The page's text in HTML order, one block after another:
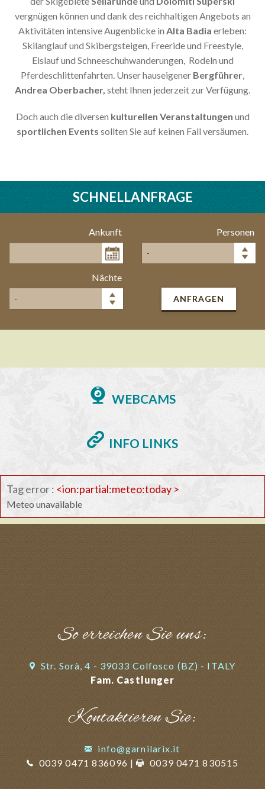
vergnügen können und dank des reichhaltigen Angebots an
Aktivitäten intensive Augenblicke in Alta Badia erleben:
Skilanglauf und Skibergsteigen, Freeride und Freestyle,
Eislauf und Schneeschuhwanderungen, Rodeln und
Pferdeschlittenfahrten. Unser hauseigener Bergführer,
Andrea Oberbacher, steht Ihnen jederzeit zur Verfügung.
Doch auch die diversen kulturellen Veranstaltungen und
sportlichen Events sollten Sie auf keinen Fall versäumen.
SCHNELLANFRAGE
Ankunft Personen
Nächte
ANFRAGEN
WEBCAMS
INFO LINKS
Tag error : <ion:partial:meteo:today >
Meteo unavailable
So erreichen Sie uns:
Str. Sorà, 4 - 39033 Colfosco (BZ) - ITALY
Fam. Castlunger
Kontaktieren Sie:
info@garnilarix.it
0039 0471 836096 | 0039 0471 830515